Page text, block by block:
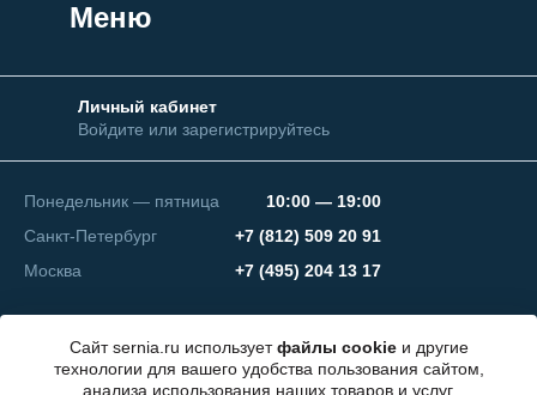
Сайт sernia.ru используетфайлы cookieи другие
технологии для вашего удобства пользования сайтом,
анализа использования наших товаров и услуг.
Меню
Личный кабинет
Войдите или зарегистрируйтесь
Понедельник — пятница
10:00 — 19:00
Санкт-Петербург
+7 (812) 509 20 91
Москва
+7 (495) 204 13 17